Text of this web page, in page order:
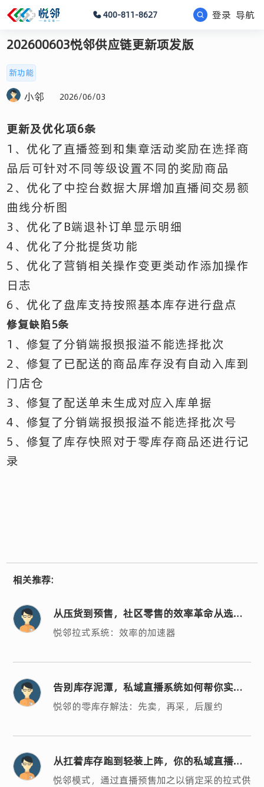
400-811-8627 登录 导航
202600603悦邻供应链更新项发版
新功能
小邻 2026/06/03
更新及优化项6条
1、优化了直播签到和集章活动奖励在选择商
品后可针对不同等级设置不同的奖励商品
2、优化了中控台数据大屏增加直播间交易额
曲线分析图
3、优化了B端退补订单显示明细
4、优化了分批提货功能
5、优化了营销相关操作变更类动作添加操作
日志
6、优化了盘库支持按照基本库存进行盘点
修复缺陷5条
1、修复了分销端报损报溢不能选择批次
2、修复了已配送的商品库存没有自动入库到
门店仓
3、修复了配送单未生成对应入库单据
4、修复了分销端报损报溢不能选择批次号
5、修复了库存快照对于零库存商品还进行记
录
相关推荐:
从压货到预售，社区零售的效率革命从选对
系统开始
悦邻拉式系统：效率的加速器
告别库存泥潭，私域直播系统如何帮你实现
轻运营？
悦邻的零库存解法：先卖，再采，后履约
从扛着库存跑到轻装上阵，你的私域直播系
统选对了吗？
悦邻模式，通过直播预售加之以销定采的拉式供